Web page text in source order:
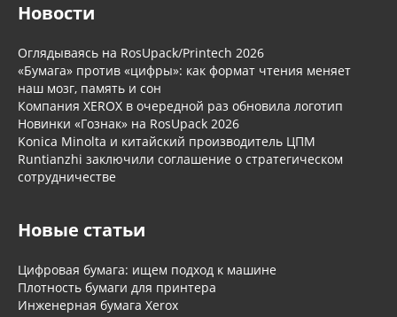
Новости
Оглядываясь на RosUpack/Printech 2026
«Бумага» против «цифры»: как формат чтения меняет
наш мозг, память и сон
Компания XEROX в очередной раз обновила логотип
Новинки «Гознак» на RosUpack 2026
Konica Minolta и китайский производитель ЦПМ
Runtianzhi заключили соглашение о стратегическом
сотрудничестве
Новые статьи
Цифровая бумага: ищем подход к машине
Плотность бумаги для принтера
Инженерная бумага Xerox